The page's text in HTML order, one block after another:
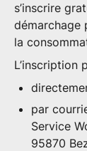
s’inscrire
démarchage
la
L’inscription
par
Service
95870